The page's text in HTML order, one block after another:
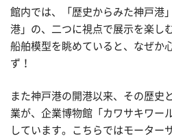
館内では、「歴史からみた神戸港
港」の、二つに視点で展示を楽し
船舶模型を眺めていると、なぜか
ず！
また神戸港の開港以来、その歴史
業が、企業博物館「カワサキワー
しています。こちらではモーター